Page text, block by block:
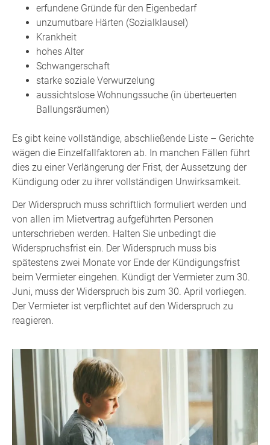
erfundene Gründe für den Eigenbedarf
unzumutbare Härten (Sozialklausel)
Krankheit
hohes Alter
Schwangerschaft
starke soziale Verwurzelung
aussichtslose Wohnungssuche (in überteuerten
Ballungsräumen)
Es gibt keine vollständige, abschließende Liste – Gerichte
wägen die Einzelfallfaktoren ab. In manchen Fällen führt
dies zu einer Verlängerung der Frist, der Aussetzung der
Kündigung oder zu ihrer vollständigen Unwirksamkeit.
Der Widerspruch muss schriftlich formuliert werden und
von allen im Mietvertrag aufgeführten Personen
unterschrieben werden. Halten Sie unbedingt die
Widerspruchsfrist ein. Der Widerspruch muss bis
spätestens zwei Monate vor Ende der Kündigungsfrist
beim Vermieter eingehen. Kündigt der Vermieter zum 30.
Juni, muss der Widerspruch bis zum 30. April vorliegen.
Der Vermieter ist verpflichtet auf den Widerspruch zu
reagieren.